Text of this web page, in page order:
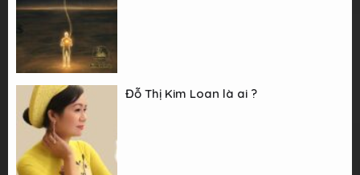
Đỗ Thị Kim Loan là ai ?